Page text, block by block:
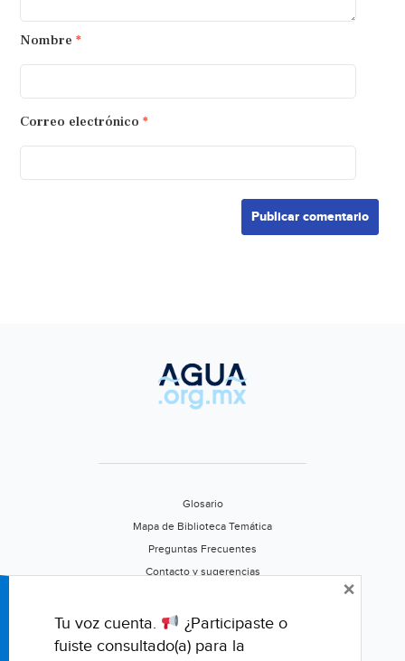
Nombre *
Correo electrónico *
Glosario
Mapa de Biblioteca Temática
Preguntas Frecuentes
Contacto y sugerencias
Califica este portal
Tu voz cuenta.
¿Participaste o
fuiste consultado(a) para la
×